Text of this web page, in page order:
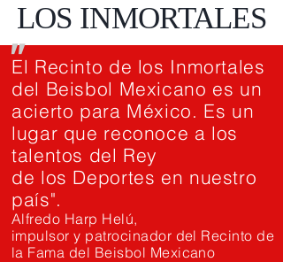
LOS INMORTALES
El Recinto de los Inmortales
del Beisbol Mexicano es un
acierto para México. Es un
lugar que reconoce a los
talentos del Rey
de los Deportes en nuestro
país".
Alfredo Harp Helú,
impulsor y patrocinador del Recinto de
la Fama del Beisbol Mexicano
"